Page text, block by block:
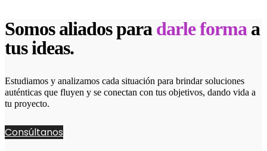
Somos aliados para darle forma a
tus ideas.
Estudiamos y analizamos cada situación para brindar soluciones
auténticas que fluyen y se conectan con tus objetivos, dando vida a
tu proyecto.
Consúltanos